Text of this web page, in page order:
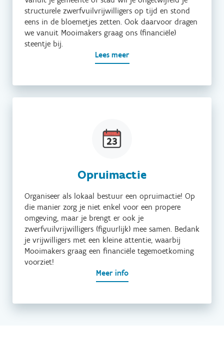
structurele zwerfvuilvrijwilligers op tijd en stond
eens in de bloemetjes zetten. Ook daarvoor dragen
we vanuit Mooimakers graag ons (financiële)
steentje bij.
Lees meer
Opruimactie
Organiseer als lokaal bestuur een opruimactie! Op
die manier zorg je niet enkel voor een propere
omgeving, maar je brengt er ook je
zwerfvuilvrijwilligers (figuurlijk) mee samen. Bedank
je vrijwilligers met een kleine attentie, waarbij
Mooimakers graag een financiële tegemoetkoming
voorziet!
Meer info